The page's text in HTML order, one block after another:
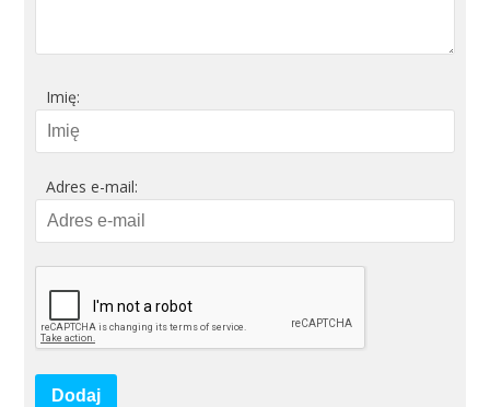
Imię:
Adres e-mail:
Dodaj